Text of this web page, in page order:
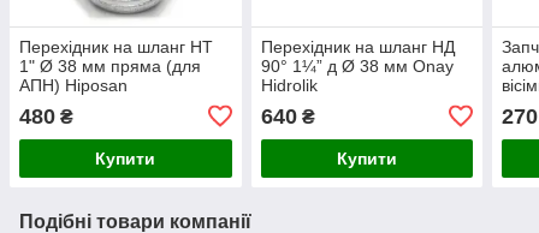
Перехідник на шланг НТ
1" Ø 38 мм пряма (для
АПН) Hiposan
480 ₴
Купити
Перехідник на шланг НД
90° 1¼” д Ø 38 мм Onay
Hidrolik
640₴
Купити
270
Подібні товари компанії